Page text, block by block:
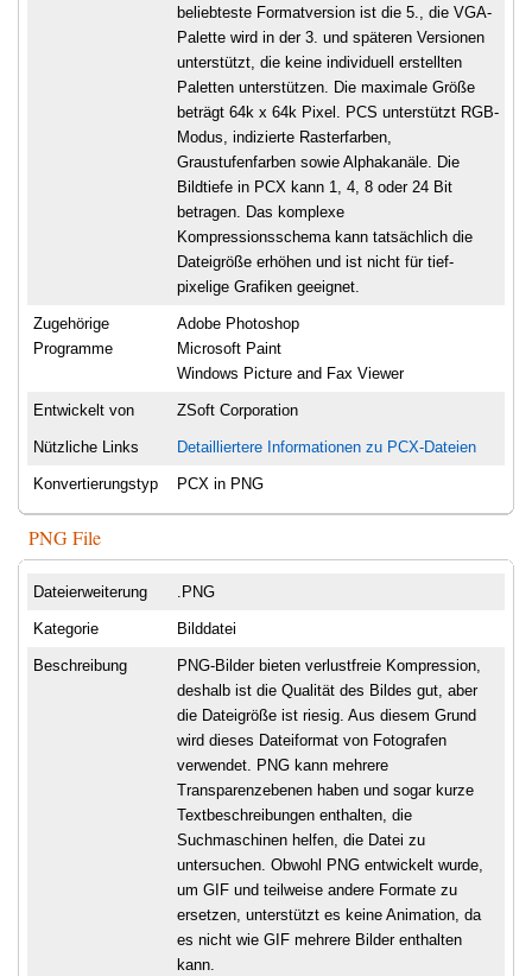
beliebteste Formatversion ist die 5., die VGA-
Palette wird in der 3. und späteren Versionen
unterstützt, die keine individuell erstellten
Paletten unterstützen. Die maximale Größe
beträgt 64k x 64k Pixel. PCS unterstützt RGB-
Modus, indizierte Rasterfarben,
Graustufenfarben sowie Alphakanäle. Die
Bildtiefe in PCX kann 1, 4, 8 oder 24 Bit
betragen. Das komplexe
Kompressionsschema kann tatsächlich die
Dateigröße erhöhen und ist nicht für tief-
pixelige Grafiken geeignet.
Zugehörige
Programme
Adobe Photoshop
Microsoft Paint
Windows Picture and Fax Viewer
Entwickelt von ZSoft Corporation
Nützliche Links Detailliertere Informationen zu PCX-Dateien
Konvertierungstyp PCX in PNG
PNG File
Dateierweiterung .PNG
Kategorie Bilddatei
Beschreibung
PNG-Bilder bieten verlustfreie Kompression,
deshalb ist die Qualität des Bildes gut, aber
die Dateigröße ist riesig. Aus diesem Grund
wird dieses Dateiformat von Fotografen
verwendet. PNG kann mehrere
Transparenzebenen haben und sogar kurze
Textbeschreibungen enthalten, die
Suchmaschinen helfen, die Datei zu
untersuchen. Obwohl PNG entwickelt wurde,
um GIF und teilweise andere Formate zu
ersetzen, unterstützt es keine Animation, da
es nicht wie GIF mehrere Bilder enthalten
kann.